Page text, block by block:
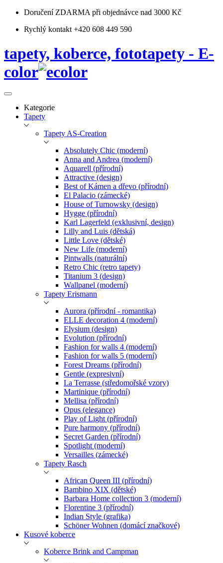
Doručení ZDARMA při objednávce nad 3000 Kč
Rychlý kontakt +420 608 449 590
tapety, koberce, fototapety - E-
color
Kategorie
Tapety
Tapety AS-Creation
Absolutely Chic (moderní)
Anna and Andrea (moderní)
Aquarell (přírodní)
Attractive (design)
Best of Kámen a dřevo (přírodní)
El Palacio (zámecké)
House of Turnowsky (design)
Hygge (přírodní)
Karl Lagerfeld (exklusivní, design)
Lilly and Luis (dětská)
Little Love (dětské)
New Life (moderní)
Pintwalls (naturální)
Retro Chic (retro tapety)
Titanium 3 (design)
Wallpanel (moderní)
Tapety Erismann
Aurora (přírodní - romantika)
ELLE decoration 4 (moderní)
Elysium (design)
Evolution (přírodní)
Fashion for walls 4 (moderní)
Fashion for walls 5 (moderní)
Forest Dreams (přírodní)
Gentle (expresivní)
La Terrasse (středomořské vzory)
Martinique (přírodní)
Mellisa (přírodní)
Opus (elegance)
Play of Light (přírodní)
Pure harmony (přírodní)
Secret Garden (přírodní)
Spotlight (moderní)
Versailles (zámecké)
Tapety Rasch
African Queen III (přírodní)
Bambino XIX (dětské)
Barbara Home collection 3 (moderní)
Florentine 3 (přírodní)
Indian Style (grafika)
Schöner Wohnen (domácí značkové)
Kusové koberce
Koberce Brink and Campman